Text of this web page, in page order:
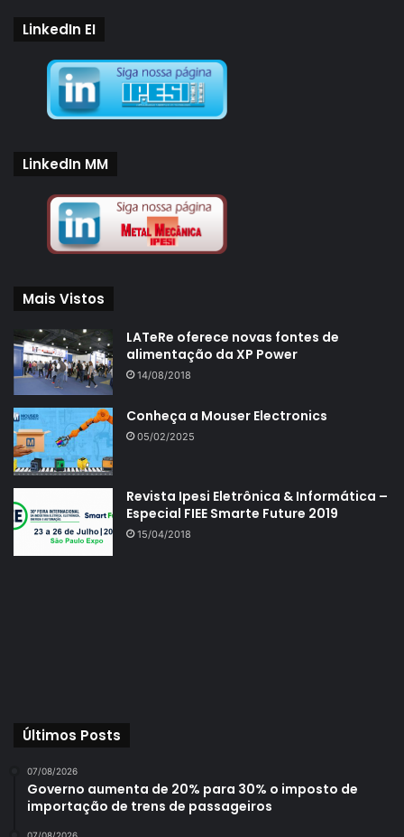
LinkedIn EI
LinkedIn MM
Mais Vistos
LATeRe oferece novas fontes de
alimentação da XP Power
14/08/2018
Conheça a Mouser Electronics
05/02/2025
Revista Ipesi Eletrônica & Informática –
Especial FIEE Smarte Future 2019
15/04/2018
Últimos Posts
07/08/2026
Governo aumenta de 20% para 30% o imposto de
importação de trens de passageiros